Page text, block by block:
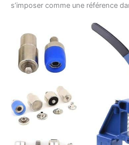
s’imposer comme une référence